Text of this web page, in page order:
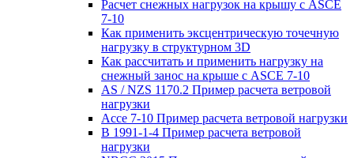
Расчет снежных нагрузок на крышу с ASCE
7-10
Как применить эксцентрическую точечную
нагрузку в структурном 3D
Как рассчитать и применить нагрузку на
снежный занос на крыше с ASCE 7-10
AS / NZS 1170.2 Пример расчета ветровой
нагрузки
Ассе 7-10 Пример расчета ветровой нагрузки
В 1991-1-4 Пример расчета ветровой
нагрузки